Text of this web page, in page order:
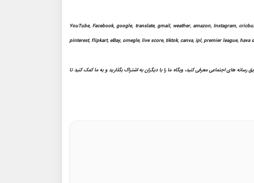
YouTube, Facebook, google, translate, gmail, weather, amazon, Instagram,
pinterest, flipkart, eBay, omegle, live score, tiktok, canva, ipl, premier league,
های اجتماعی معرفی کنید، وبگاه ما را با دیگران به اشتراک بگذارید و به ما کمک کنید تا